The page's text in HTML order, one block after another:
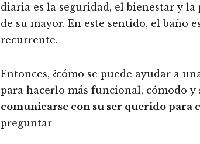
diaria es la seguridad, el bienestar y
de su mayor. En este sentido, el baño
recurrente.
Entonces, ¿cómo se puede ayudar a
para hacerlo más funcional, cómodo y
comunicarse con su ser querido para
preguntar